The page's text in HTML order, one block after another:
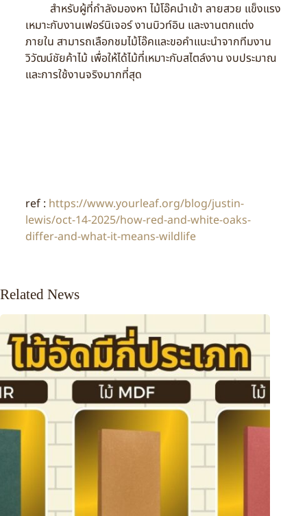
สำหรับผู้ที่กำลังมองหา ไม้โอ๊คนำเข้า ลายสวย แข็งแรง
เหมาะกับงานเฟอร์นิเจอร์ งานบิวท์อิน และงานตกแต่ง
ภายใน สามารถเลือกชมไม้โอ๊คและขอคำแนะนำจากทีมงาน
วิวัฒน์ชัยค้าไม้ เพื่อให้ได้ไม้ที่เหมาะกับสไตล์งาน งบประมาณ
และการใช้งานจริงมากที่สุด
ref : https://www.yourleaf.org/blog/justin-
lewis/oct-14-2025/how-red-and-white-oaks-
differ-and-what-it-means-wildlife
Related News